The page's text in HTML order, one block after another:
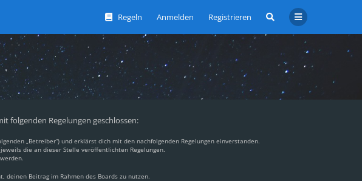
Regeln Anmelden Registrieren
folgenden Regelungen geschlossen:
„Betreiber“) und erklärst dich mit den nachfolgenden Regelungen einverstanden.
die an dieser Stelle veröffentlichten Regelungen.
Beitrag im Rahmen des Boards zu nutzen.